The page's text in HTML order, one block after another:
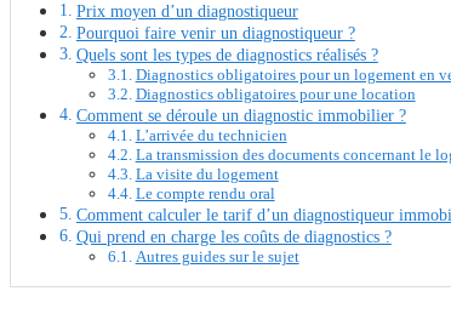
Prix moyen d’un diagnostiqueur
Pourquoi faire venir un diagnostiqueur ?
Quels sont les types de diagnostics réalisés ?
Diagnostics obligatoires pour un logement en
Diagnostics obligatoires pour une location
Comment se déroule un diagnostic immobilier ?
L’arrivée du technicien
La transmission des documents concernant le
La visite du logement
Le compte rendu oral
Comment calculer le tarif d’un diagnostiqueur
Qui prend en charge les coûts de diagnostics ?
Autres guides sur le sujet